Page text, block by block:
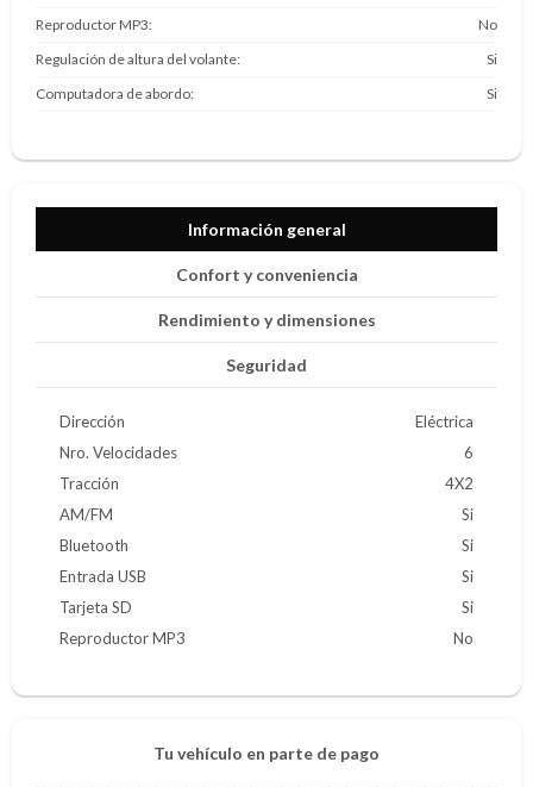
Reproductor MP3
No
Regulación de altura del volante
Si
Computadora de abordo
Si
Información general
Confort y conveniencia
Rendimiento y dimensiones
Seguridad
Dirección
Eléctrica
Nro. Velocidades
6
Tracción
4X2
AM/FM
Si
Bluetooth
Si
Entrada USB
Si
Tarjeta SD
Si
Reproductor MP3
No
Tu vehículo en parte de pago